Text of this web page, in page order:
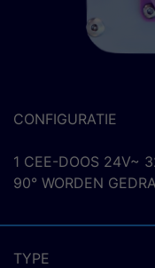
CONFIGURATIE
1 CEE-DOOS 24V~
90° WORDEN
TYPE